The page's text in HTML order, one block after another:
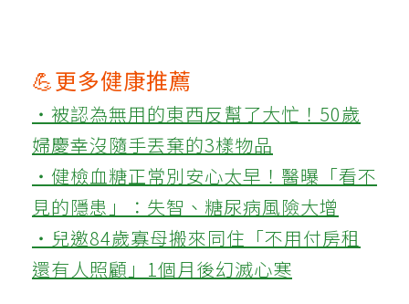
💪更多健康推薦
‧被認為無用的東西反幫了大忙！50歲
婦慶幸沒隨手丟棄的3樣物品
‧健檢血糖正常別安心太早！醫曝「看不
見的隱患」：失智、糖尿病風險大增
‧兒邀84歲寡母搬來同住「不用付房租
還有人照顧」1個月後幻滅心寒